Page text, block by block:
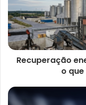
Recuperação
o